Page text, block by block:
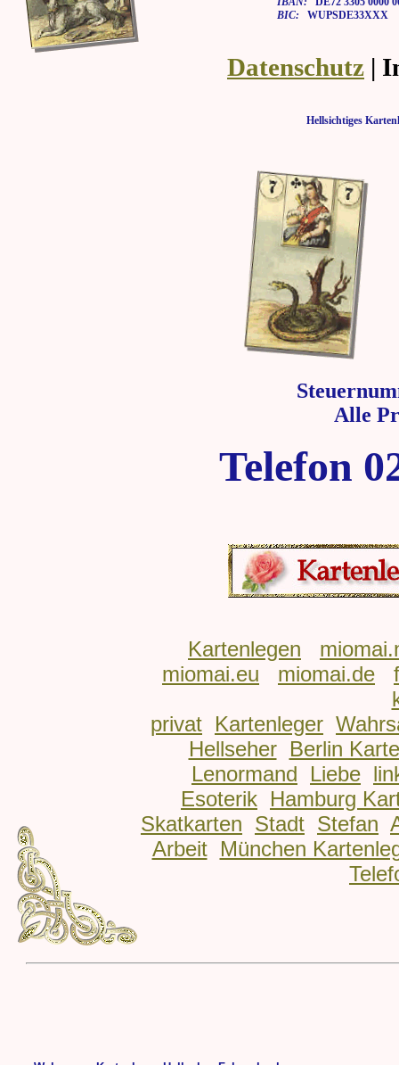
BIC: WUPSDE33XXX
Datenschutz |
Hellsichtiges
Alle
Telefon
Kartenlegen
miomai.eu
miomai.de
privat Kartenleger
Hellseher
Berlin
Lenormand
Liebe
Esoterik Hamburg
Skatkarten Stadt Stefan
Arbeit
München